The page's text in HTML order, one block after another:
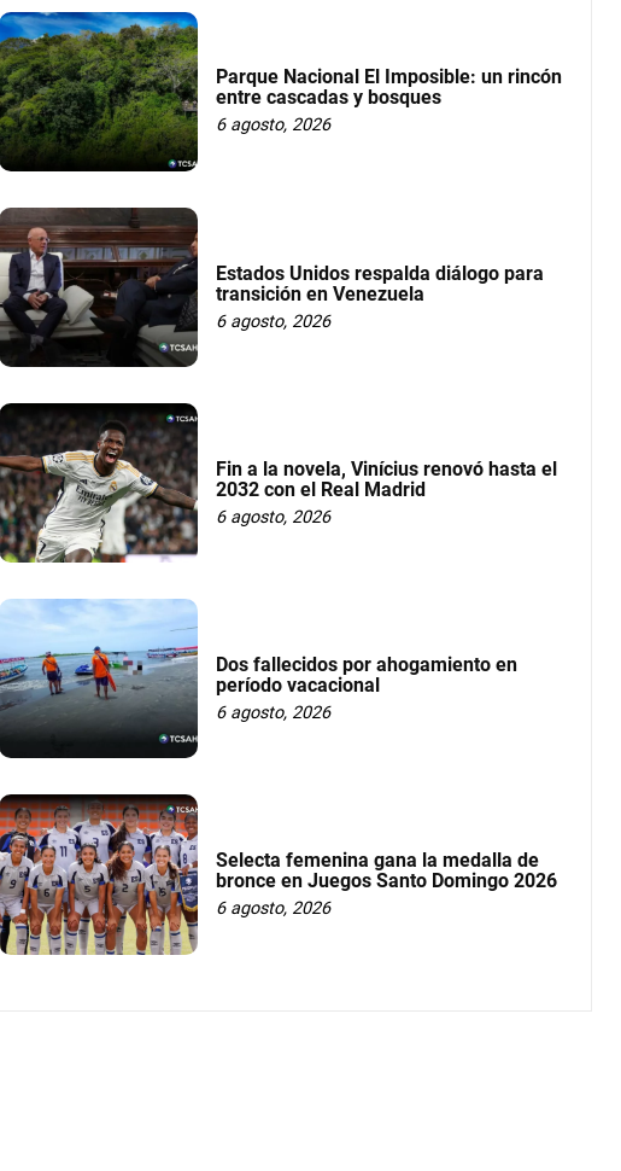
Parque Nacional El Imposible: un rincón
entre cascadas y bosques
6 agosto, 2026
Estados Unidos respalda diálogo para
transición en Venezuela
6 agosto, 2026
Fin a la novela, Vinícius renovó hasta el
2032 con el Real Madrid
6 agosto, 2026
Dos fallecidos por ahogamiento en
período vacacional
6 agosto, 2026
Selecta femenina gana la medalla de
bronce en Juegos Santo Domingo 2026
6 agosto, 2026